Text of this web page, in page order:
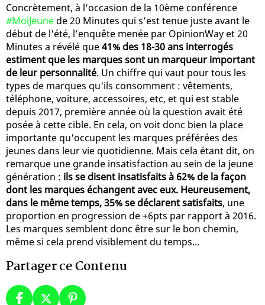
Concrètement, à l’occasion de la 10ème conférence
#MoiJeune de 20 Minutes qui s’est tenue juste avant le
début de l'été, l’enquête menée par OpinionWay et 20
Minutes a révélé que41% des 18-30 ans interrogés
estiment que les marques sont un marqueur important
de leur personnalité. Un chiffre qui vaut pour tous les
types de marques qu'ils consomment : vêtements,
téléphone, voiture, accessoires, etc, et qui est stable
depuis 2017, première année où la question avait été
posée à cette cible. En cela, on voit donc bien la place
importante qu'occupent les marques préférées des
jeunes dans leur vie quotidienne. Mais cela étant dit, on
remarque une grande insatisfaction au sein de la jeune
génération : ils se disent insatisfaits à 62% de la façon
dont les marques échangent avec eux. Heureusement,
dans le même temps, 35% se déclarent satisfaits, une
proportion en progression de +6pts par rapport à 2016.
Les marques semblent donc être sur le bon chemin,
même si cela prend visiblement du temps...
Partager ce Contenu